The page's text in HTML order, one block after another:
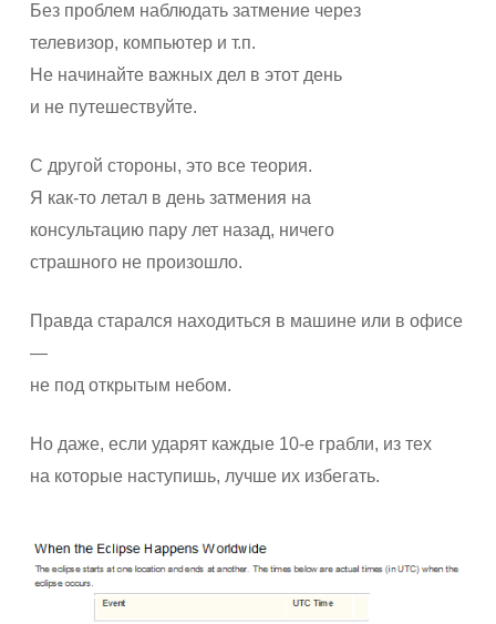
Без проблем наблюдать затмение через
телевизор, компьютер и т.п.
Не начинайте важных дел в этот день
и не путешествуйте.
С другой стороны, это все теория.
Я как-то летал в день затмения на
консультацию пару лет назад, ничего
страшного не произошло.
Правда старался находиться в машине или в офисе
—
не под открытым небом.
Но даже, если ударят каждые 10-е грабли, из тех
на которые наступишь, лучше их избегать.